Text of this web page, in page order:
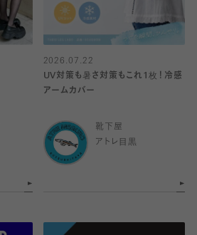
2026.07.22
UV対策も暑さ対策もこれ1枚！冷感
アームカバー
靴下屋
アトレ目黒